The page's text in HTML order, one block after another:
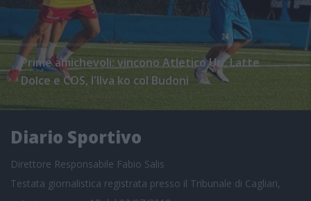
Prime amichevoli: vincono Atletico Uri, Latte
Dolce e COS, l'Ilva ko col Budoni
Diario Sportivo
Direttore Responsabile Fabio Salis
Testata giornalistica registrata presso il Tribunale di Cagliari,